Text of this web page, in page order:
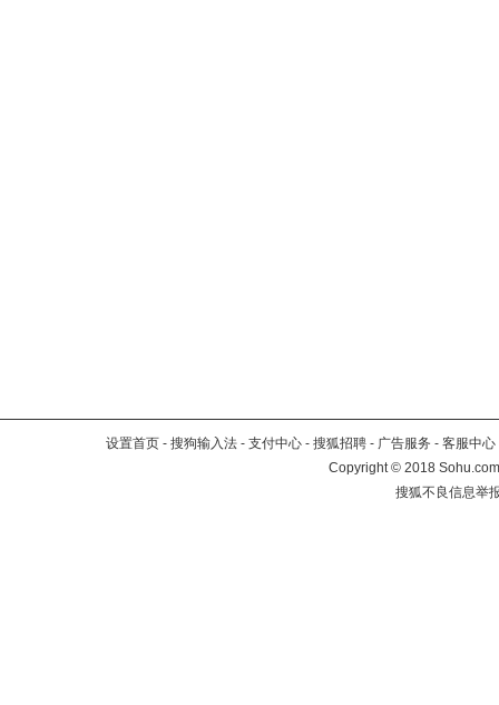
设置首页 - 搜狗输入法 - 支付中心 - 搜狐招聘 - 广告服务 - 客服中心
Copyright©2018
搜狐不良信息举